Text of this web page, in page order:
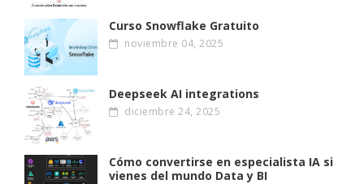
Curso Snowflake Gratuito
noviembre 04, 2025
Deepseek AI integrations
diciembre 24, 2025
Cómo convertirse en especialista IA si
vienes del mundo Data y BI